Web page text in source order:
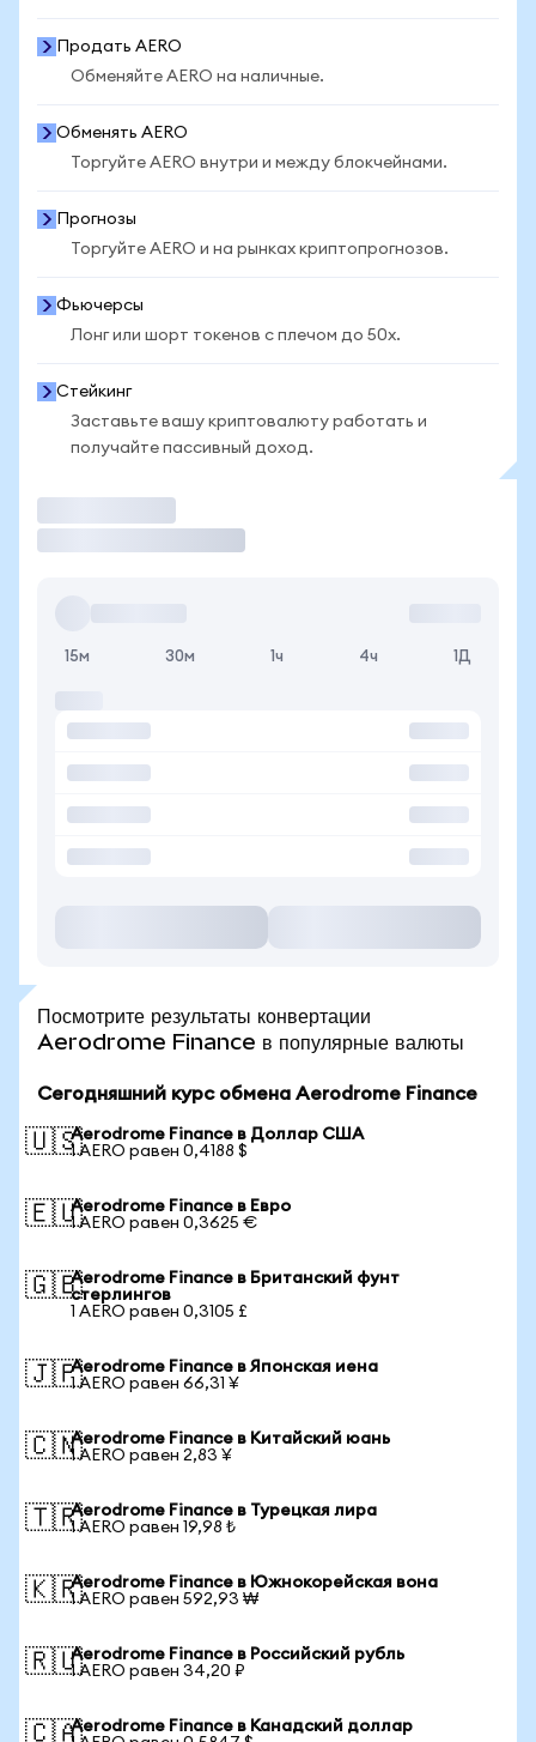
Продать AERO
Обменяйте AERO на наличные.
Обменять AERO
Торгуйте AERO внутри и между блокчейнами.
Прогнозы
Торгуйте AERO и на рынках криптопрогнозов.
Фьючерсы
Лонг или шорт токенов с плечом до 50x.
Стейкинг
Заставьте вашу криптовалюту работать и
получайте пассивный доход.
15м 30м 1ч 4ч 1Д
Посмотрите результаты конвертации
Aerodrome Finance в популярные валюты
Сегодняшний курс обмена Aerodrome Finance
🇺🇸Aerodrome Finance в Доллар США
1 AERO равен 0,4188 $
🇪🇺Aerodrome Finance в Евро
1 AERO равен 0,3625 €
🇬🇧Aerodrome Finance в Британский фунт
стерлингов
1 AERO равен 0,3105 £
🇯🇵Aerodrome Finance в Японская иена
1 AERO равен 66,31 ¥
🇨🇳Aerodrome Finance в Китайский юань
1 AERO равен 2,83 ¥
🇹🇷Aerodrome Finance в Турецкая лира
1 AERO равен 19,98 ₺
🇰🇷Aerodrome Finance в Южнокорейская вона
1 AERO равен 592,93 ₩
🇷🇺Aerodrome Finance в Российский рубль
1 AERO равен 34,20 ₽
🇨🇦Aerodrome Finance в Канадский доллар